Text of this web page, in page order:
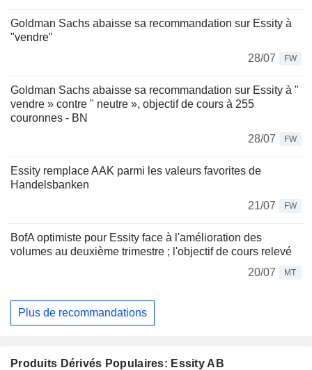
Goldman Sachs abaisse sa recommandation sur Essity à
"vendre"
28/07
FW
Goldman Sachs abaisse sa recommandation sur Essity à "
vendre » contre " neutre », objectif de cours à 255
couronnes - BN
28/07
FW
Essity remplace AAK parmi les valeurs favorites de
Handelsbanken
21/07
FW
BofA optimiste pour Essity face à l'amélioration des
volumes au deuxième trimestre ; l'objectif de cours relevé
20/07
MT
Plus de recommandations
Produits Dérivés Populaires: Essity AB